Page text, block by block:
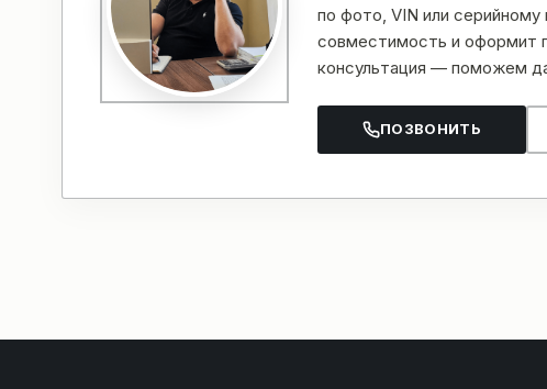
по фото, VIN или
совместимость и оформит
консультация — поможем
ПОЗВОНИТЬ